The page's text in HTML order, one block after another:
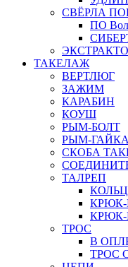
СВЁРЛА
ПО
ТАКЕЛАЖ
ВЕРТЛЮГ
ЗАЖИМ
КАРАБИН
КОУШ
РЫМ-БОЛТ
РЫМ-ГАЙКА
СКОБА
ТАЛРЕП
ТРОС
В
ТРОС